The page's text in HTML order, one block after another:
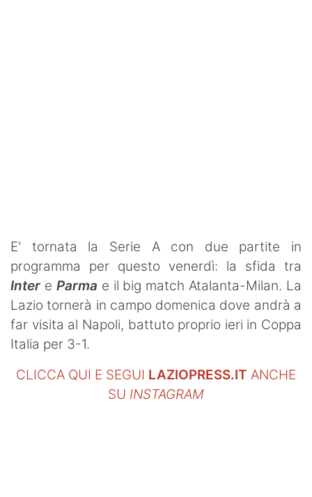
E' tornata la Serie A con due partite in
programma per questo venerdì: la sfida tra
Inter e Parma e il big match Atalanta-Milan. La
Lazio tornerà in campo domenica dove andrà a
far visita al Napoli, battuto proprio ieri in Coppa
Italia per 3-1.
CLICCA QUI E SEGUI LAZIOPRESS.IT ANCHE
SU INSTAGRAM